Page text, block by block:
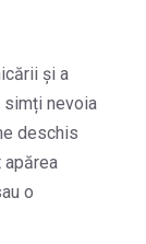
și a
simți nevoia
deschis
apărea
o